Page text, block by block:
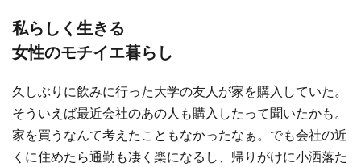
私らしく生きる
女性のモチイエ暮らし
久しぶりに飲みに行った大学の友人が家を購入していた。
そういえば最近会社のあの人も購入したって聞いたかも。
家を買うなんて考えたこともなかったなぁ。でも会社の近
くに住めたら通勤も凄く楽になるし、帰りがけに小洒落た